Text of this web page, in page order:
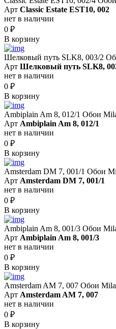
Арт Classic Estate EST10, 002
нет в наличии
0 ₽
В корзину
Шелковый путь SLK8, 003/2
Арт Шелковый путь SLK8,
нет в наличии
0 ₽
В корзину
Ambiplain Am 8, 012/1 Обои
Арт Ambiplain Am 8, 012/1
нет в наличии
0 ₽
В корзину
Amsterdam DM 7, 001/1 Обои
Арт Amsterdam DM 7, 001/1
нет в наличии
0 ₽
В корзину
Ambiplain Am 8, 001/3 Обои
Арт Ambiplain Am 8, 001/3
нет в наличии
0 ₽
В корзину
Amsterdam AM 7, 007 Обои
Арт Amsterdam AM 7, 007
нет в наличии
0 ₽
В корзину